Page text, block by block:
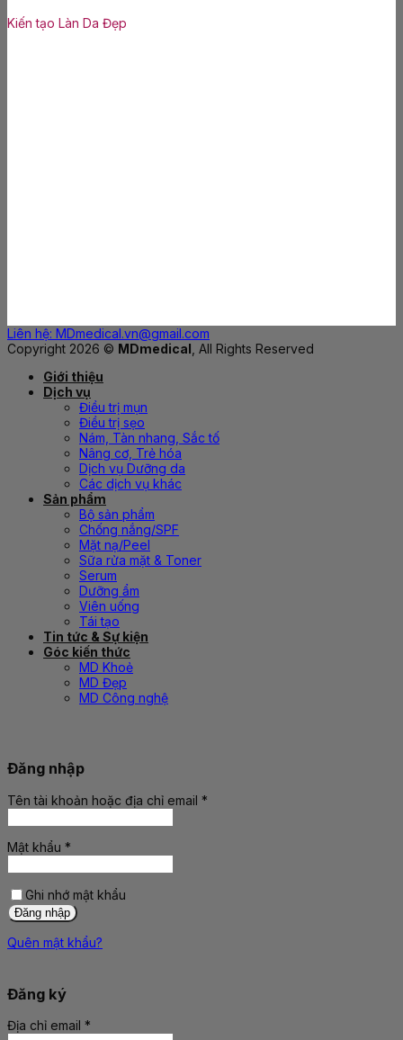
Kiến tạo Làn Da Đẹp
Liên hệ: MDmedical.vn@gmail.com
Copyright 2026 © MDmedical , All Rights Reserved
Giới thiệu
Dịch vụ
Điều trị mụn
Điều trị sẹo
Nám, Tàn nhang, Sắc tố
Nâng cơ, Trẻ hóa
Dịch vụ Dưỡng da
Các dịch vụ khác
Sản phẩm
Bộ sản phẩm
Chống nắng/SPF
Mặt nạ/Peel
Sữa rửa mặt & Toner
Serum
Dưỡng ẩm
Viên uống
Tái tạo
Tin tức & Sự kiện
Góc kiến thức
MD Khoẻ
MD Đẹp
MD Công nghệ
Đăng nhập
Tên tài khoản hoặc địa chỉ email *
Bắt
Mật khẩu *
Bắt
Ghi nhớ mật khẩu
Đăng nhập
Quên mật khẩu?
Đăng ký
Địa chỉ email *
Bắt